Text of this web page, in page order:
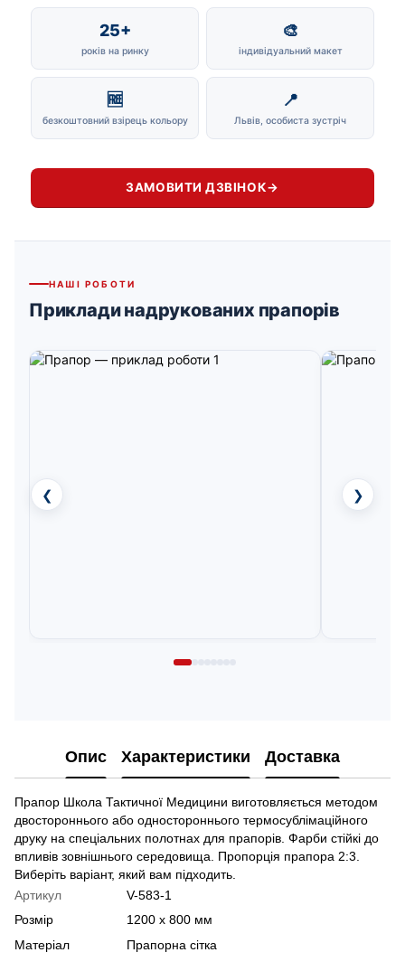
25+
років на ринку
🎨
індивідуальний макет
🆓
безкоштовний взірець кольору
📍
Львів, особиста зустріч
ЗАМОВИТИ ДЗВІНОК→
НАШІ РОБОТИ
Приклади надрукованих прапорів
❮ ❯
Опис Характеристики Доставка
Прапор Школа Тактичної Медицини виготовляється методом
двостороннього або одностороннього термосублімаційного
друку на спеціальних полотнах для прапорів. Фарби стійкі до
впливів зовнішнього середовища. Пропорція прапора 2:3.
Виберіть варіант, який вам підходить.
Артикул
V-583-1
Розмір
1200 х 800 мм
Матеріал
Прапорна сітка